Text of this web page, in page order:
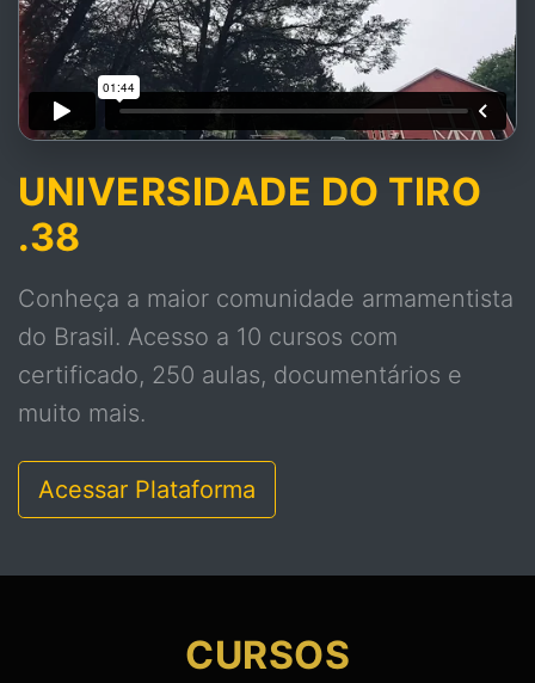
UNIVERSIDADE DO TIRO
.38
Conheça a maior comunidade armamentista
do Brasil. Acesso a 10 cursos com
certificado, 250 aulas, documentários e
muito mais.
Acessar Plataforma
CURSOS